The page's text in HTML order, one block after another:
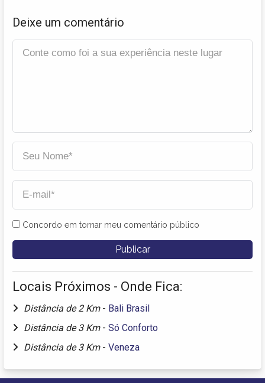
Deixe um comentário
Concordo em tornar meu comentário público
Locais Próximos - Onde Fica:
Distância de 2 Km - Bali Brasil
Distância de 3 Km - Só Conforto
Distância de 3 Km - Veneza